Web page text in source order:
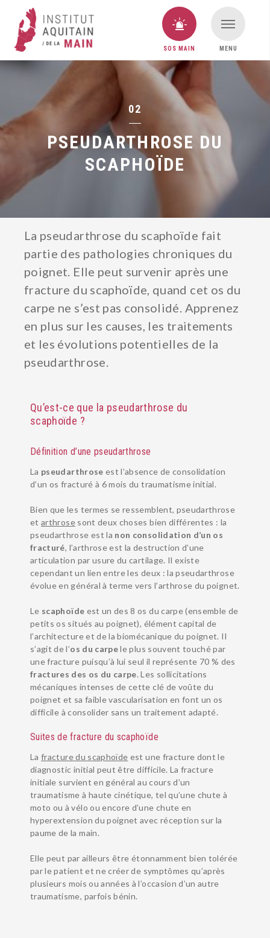
SOS MAIN
VOUS AVEZ UNE URGENCE MAIN ?
MENU
02
PSEUDARTHROSE DU
SCAPHOÏDE
La pseudarthrose du scaphoïde fait
partie des pathologies chroniques du
poignet. Elle peut survenir après une
fracture du scaphoïde, quand cet os du
carpe ne s’est pas consolidé. Apprenez
en plus sur les causes, les traitements
et les évolutions potentielles de la
pseudarthrose.
Qu’est-ce que la pseudarthrose du
scaphoïde ?
Définition d’une pseudarthrose
La pseudarthrose est l’absence de consolidation
d’un os fracturé à 6 mois du traumatisme initial.
Bien que les termes se ressemblent, pseudarthrose
etarthrosesont deux choses bien différentes : la
pseudarthrose est la non consolidation d’un os
fracturé, l’arthrose est la destruction d’une
articulation par usure du cartilage. Il existe
cependant un lien entre les deux : la pseudarthrose
évolue en général à terme vers l’arthrose du poignet.
Le scaphoïde est un des 8 os du carpe (ensemble de
petits os situés au poignet), élément capital de
l’architecture et de la biomécanique du poignet. Il
s’agit de l’os du carpele plus souvent touché par
une fracture puisqu’à lui seul il représente 70 % des
fractures des os du carpe. Les sollicitations
mécaniques intenses de cette clé de voûte du
poignet et sa faible vascularisation en font un os
difficile à consolider sans un traitement adapté.
Suites de fracture du scaphoïde
Lafracture du scaphoïde est une fracture dont le
diagnostic initial peut être difficile. La fracture
initiale survient en général au cours d’un
traumatisme à haute cinétique, tel qu’une chute à
moto ou à vélo ou encore d’une chute en
hyperextension du poignet avec réception sur la
paume de la main.
Elle peut par ailleurs être étonnamment bien tolérée
par le patient et ne créer de symptômes qu’après
plusieurs mois ou années à l’occasion d’un autre
traumatisme, parfois bénin.